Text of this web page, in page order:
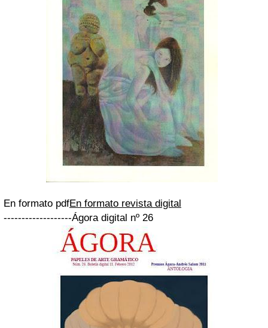
En formato pdfEn formato revista digital
-------------------Ágora digital nº 26